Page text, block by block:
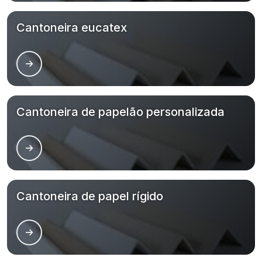
Cantoneira eucatex
Cantoneira de papelão personalizada
Cantoneira de papel rígido